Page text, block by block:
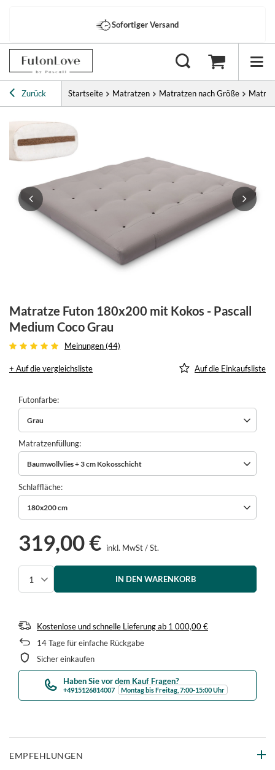
Sofortiger Versand
Zurück Startseite Matratzen Matratzen nach Größe
Matratze Futon 180x200 mit Kokos - Pascall
Medium Coco Grau
Meinungen (44)
+ Auf die vergleichsliste Auf die Einkaufsliste
Futonfarbe
Grau
Matratzenfüllung
Baumwollvlies + 3 cm Kokosschicht
Schlaffläche
180x200 cm
319,00 € inkl. MwSt/St.
IN DEN WARENKORB
Kostenlose und schnelle Lieferungab 1 000,00 €
14Tage für einfache Rückgabe
Sicher einkaufen
Haben Sie vor dem Kauf Fragen?
+4915126814007 Montag bis Freitag, 7:00-15:00 Uhr
EMPFEHLUNGEN